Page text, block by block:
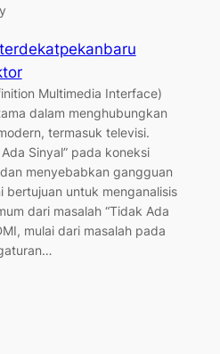
Multimedia Interface)
dalam menghubungkan
termasuk televisi.
Sinyal” pada koneksi
menyebabkan gangguan
bertujuan untuk menganalisis
dari masalah “Tidak Ada
mulai dari masalah pada